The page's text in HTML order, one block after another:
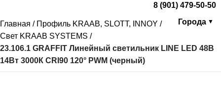
8 (901) 479-50-50
Города ▼
Главная
Профиль KRAAB, SLOTT, INNOY
Свет KRAAB SYSTEMS
23.106.1 GRAFFIT Линейный светильник LINE LED 48В
14Вт 3000К CRI90 120° PWM (черный)